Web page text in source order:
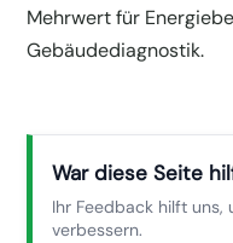
Mehrwert für
Gebäudediagnostik.
War diese Seite
Ihr Feedback hilft uns,
verbessern.